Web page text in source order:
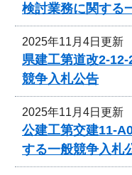
検討業務に関する
2025年11月4日更新
県建工第道改2-
競争入札公告
2025年11月4日更新
公建工第交建11-
する一般競争入札